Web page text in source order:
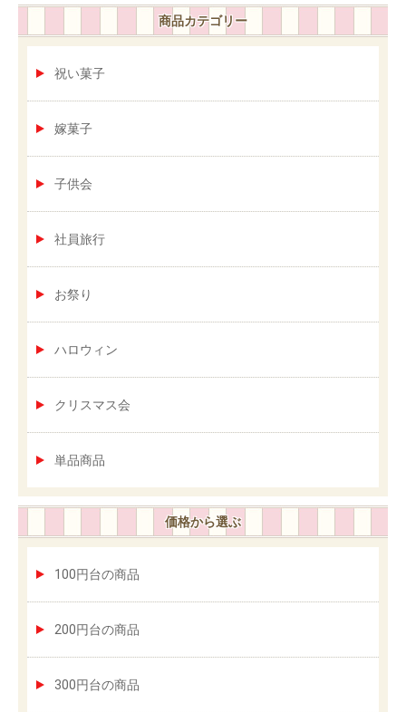
商品カテゴリー
祝い菓子
嫁菓子
子供会
社員旅行
お祭り
ハロウィン
クリスマス会
単品商品
価格から選ぶ
100円台の商品
200円台の商品
300円台の商品